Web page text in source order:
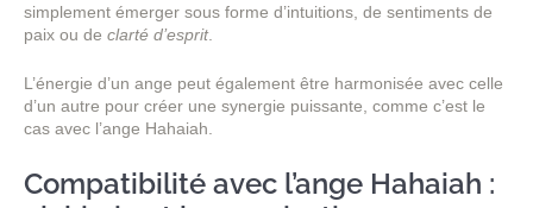
simplement émerger sous forme d’intuitions, de sentiments de
paix ou de clarté d’esprit.
L’énergie d’un ange peut également être harmonisée avec celle
d’un autre pour créer une synergie puissante, comme c’est le
cas avec l’ange Hahaiah.
Compatibilité avec l’ange Hahaiah :